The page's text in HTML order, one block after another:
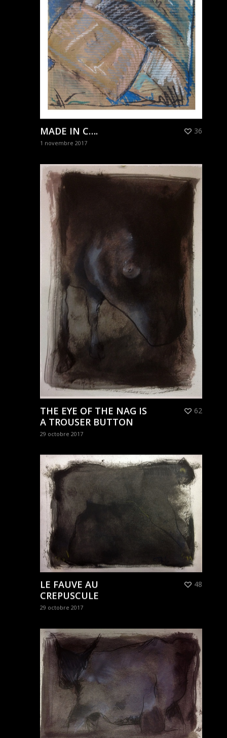
MADE IN C….
1 novembre 2017
36
THE EYE OF THE NAG IS
A TROUSER BUTTON
29 octobre 2017
62
LE FAUVE AU
CREPUSCULE
29 octobre 2017
48